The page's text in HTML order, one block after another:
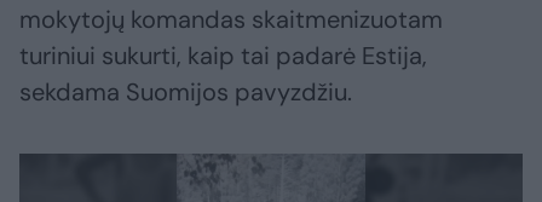
mokytojų komandas skaitmenizuotam
turiniui sukurti, kaip tai padarė Estija,
sekdama Suomijos pavyzdžiu.